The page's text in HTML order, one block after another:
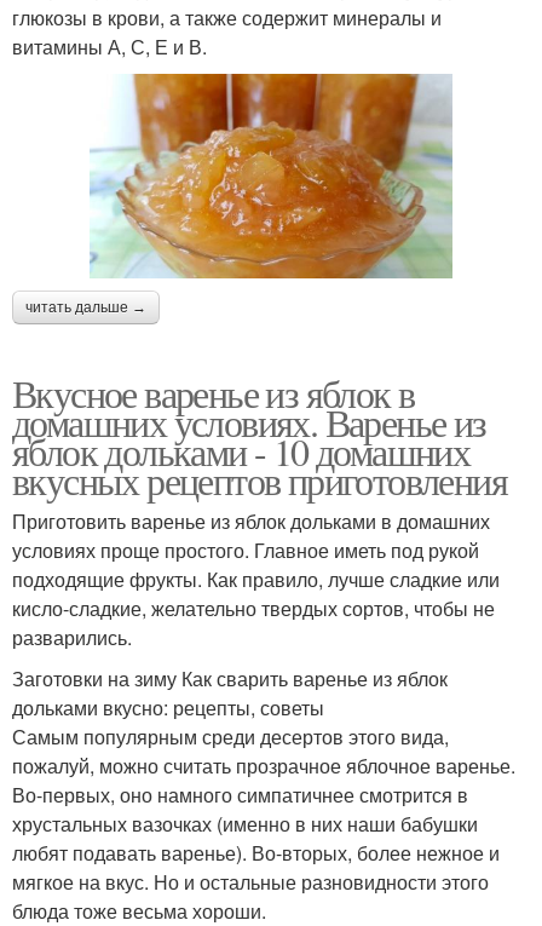
глюкозы в крови, а также содержит минералы и
витамины А, С, Е и В.
читать дальше →
Вкусное варенье из яблок в
домашних условиях. Варенье из
яблок дольками - 10 домашних
вкусных рецептов приготовления
Приготовить варенье из яблок дольками в домашних
условиях проще простого. Главное иметь под рукой
подходящие фрукты. Как правило, лучше сладкие или
кисло-сладкие, желательно твердых сортов, чтобы не
разварились.
Заготовки на зиму Как сварить варенье из яблок
дольками вкусно: рецепты, советы
Самым популярным среди десертов этого вида,
пожалуй, можно считать прозрачное яблочное варенье.
Во-первых, оно намного симпатичнее смотрится в
хрустальных вазочках (именно в них наши бабушки
любят подавать варенье). Во-вторых, более нежное и
мягкое на вкус. Но и остальные разновидности этого
блюда тоже весьма хороши.